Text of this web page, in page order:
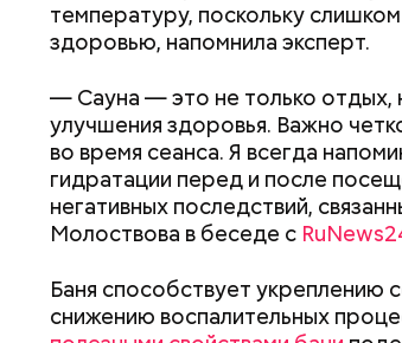
температуру, поскольку
здоровью, напомнила эксперт.
— Сауна — это не только отдых,
улучшения здоровья. Важно
во время сеанса. Я всегда
гидратации перед и после
негативных последствий,
Молоствова в беседе с
Баня способствует укреплению
снижению воспалительных
кабачок;
петрушка;
чеснок;
оливковое масло;
соль.
Фото: Shutterstock